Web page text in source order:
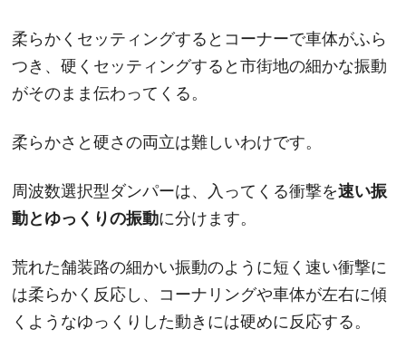
柔らかくセッティングするとコーナーで車体がふら
つき、硬くセッティングすると市街地の細かな振動
がそのまま伝わってくる。
柔らかさと硬さの両立は難しいわけです。
周波数選択型ダンパーは、入ってくる衝撃を速い振
動とゆっくりの振動に分けます。
荒れた舗装路の細かい振動のように短く速い衝撃に
は柔らかく反応し、コーナリングや車体が左右に傾
くようなゆっくりした動きには硬めに反応する。